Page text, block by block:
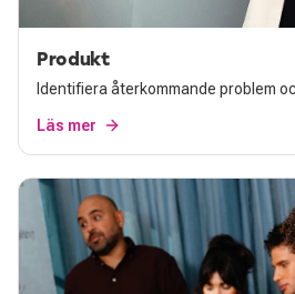
Produkt
Identifiera återkommande problem
Läs mer